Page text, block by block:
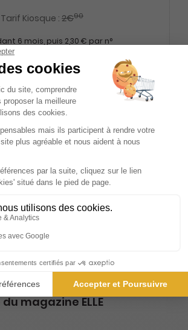
Tarif Kiosque : 2€90
6 mois, puis 2,30 € par n°
à tester absolument - Service
les articles de votre magazine
à tout moment de la journée en
avec l'application Press Connect (iOS,
magazine ELLE